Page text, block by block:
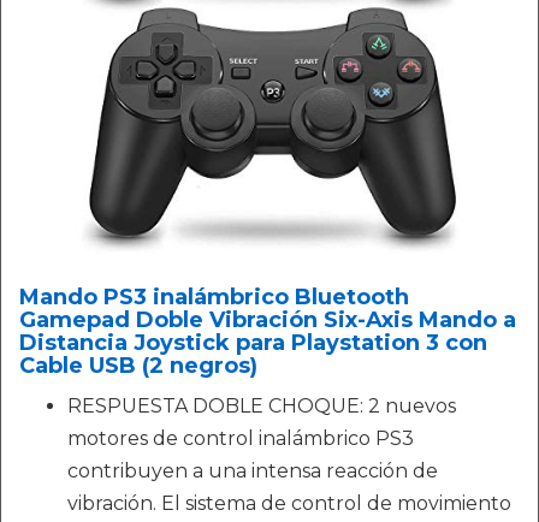
Mando PS3 inalámbrico Bluetooth
Gamepad Doble Vibración Six-Axis Mando a
Distancia Joystick para Playstation 3 con
Cable USB (2 negros)
RESPUESTA DOBLE CHOQUE: 2 nuevos
motores de control inalámbrico PS3
contribuyen a una intensa reacción de
vibración. El sistema de control de movimiento